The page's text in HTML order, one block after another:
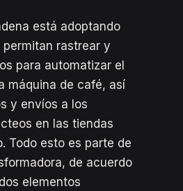
está adoptando
rastrear y
para automatizar el
máquina de café, así
y envíos a los
en las tiendas
Todo esto es parte de
de acuerdo
elementos